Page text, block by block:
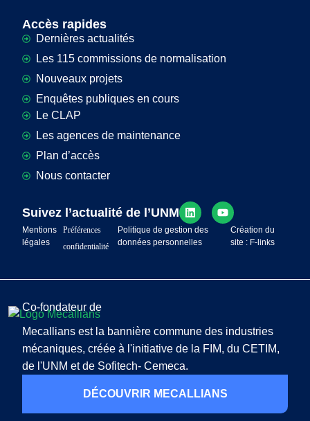
Accès rapides
Dernières actualités
Les 115 commissions de normalisation
Nouveaux projets
Enquêtes publiques en cours
Le CLAP
Les agences de maintenance
Plan d’accès
Nous contacter
Suivez l’actualité de l’UNM
Mentions
légales
Préférences
confidentialité
Politique de gestion des
données personnelles
Création du
site : F-links
Co-fondateur de
Mecallians est la bannière commune des industries
mécaniques, créée à l'initiative de la FIM, du CETIM,
de l'UNM et de Sofitech- Cemeca.
DÉCOUVRIR MECALLIANS